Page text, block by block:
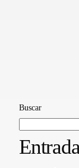
Buscar